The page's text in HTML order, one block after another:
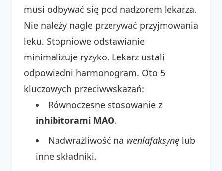
musi odbywać się pod nadzorem lekarza.
Nie należy nagle przerywać przyjmowania
leku. Stopniowe odstawianie
minimalizuje ryzyko. Lekarz ustali
odpowiedni harmonogram. Oto 5
kluczowych przeciwwskazań:
Równoczesne stosowanie z
inhibitorami MAO.
Nadwrażliwość na wenlafaksynę lub
inne składniki.